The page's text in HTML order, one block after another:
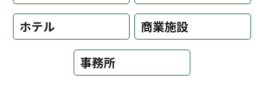
ホテル 商業施設
事務所